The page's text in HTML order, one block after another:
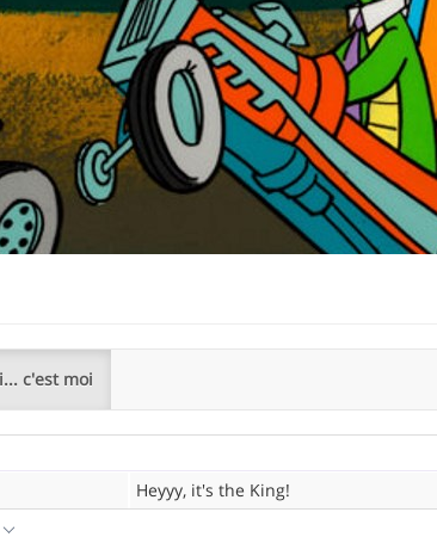
c'est moi
Heyyy, it's the King!